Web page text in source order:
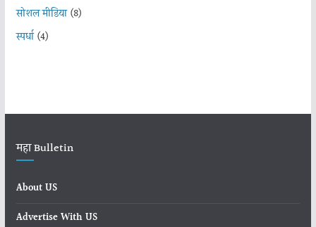
सोशल मीडिया(8)
स्पर्धा(4)
महा Bulletin
About US
Advertise With US